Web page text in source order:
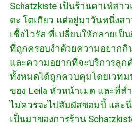
Schatzkiste เป็นร้านคาเฟ่สา
ดะ โตเกียว แต่อยู่มาวันหนึ่งส
เชื้อไวรัส ที่เปลี่ยนให้กลายเป็
ที่ถูกครอบงำด้วยความอยากกิ
และความอยากที่จะบริการลูก
ทั้งหมดได้ถูกควบคุมโดยเวท
ของ Leila หัวหน้าเมด และที่
ไม่ควรจะไปสัมผัสซอมบี้ และนี่
เป็นมาของการร้าน